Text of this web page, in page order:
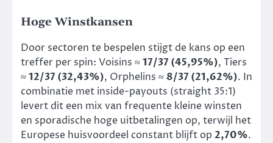
Hoge Winstkansen
Door sectoren te bespelen stijgt de kans op een
treffer per spin: Voisins ≈17/37 (45,95%), Tiers
≈12/37 (32,43%), Orphelins ≈ 8/37 (21,62%). In
combinatie met inside-payouts (straight 35:1)
levert dit een mix van frequente kleine winsten
en sporadische hoge uitbetalingen op, terwijl het
Europese huisvoordeel constant blijft op 2,70%.